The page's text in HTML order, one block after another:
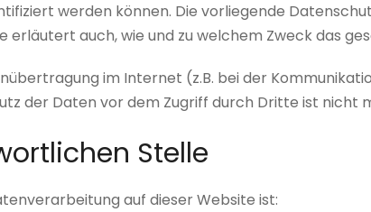
werden können. Die vorliegende
erläutert auch, wie und zu welchem Zweck das
im Internet (z.B. bei der
der Daten vor dem Zugriff durch Dritte ist nicht
Stelle
auf dieser Website ist: